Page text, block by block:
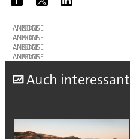
ANZEIGE
ANZEIGE
ANZEIGE
ANZEIGE
Auch interessant